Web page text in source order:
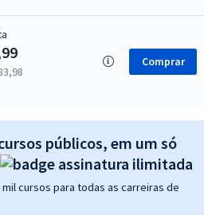
Comprar
públicos, em um só
cursos para todas as carreiras de